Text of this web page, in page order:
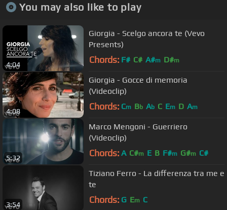
You may also like to play
4:04
Giorgia - Scelgo ancora te (Vevo
Presents)
Chords: F# C# A#m D#m
4:08
Giorgia - Gocce di memoria
(Videoclip)
Chords: Cm Bb Ab C Em D Am
5:32
Marco Mengoni - Guerriero
(Videoclip)
Chords: A C#m E B F#m G#m C#
3:54
Tiziano Ferro - La differenza tra me e
te
Chords: G Em C